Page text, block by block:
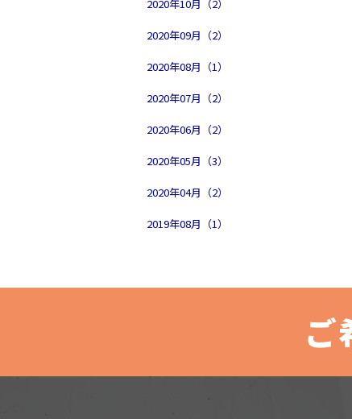
2020年10月（2）
2020年09月（2）
2020年08月（1）
2020年07月（2）
2020年06月（2）
2020年05月（3）
2020年04月（2）
2019年08月（1）
ご